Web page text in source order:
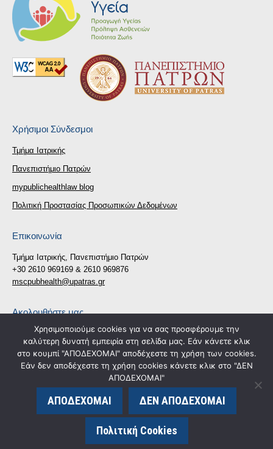
Χρήσιμοι Σύνδεσμοι
Τμήμα Ιατρικής
Πανεπιστήμιο Πατρών
mypublichealthlaw blog
Πολιτική Προστασίας Προσωπικών Δεδομένων
Επικοινωνία
Τμήμα Ιατρικής, Πανεπιστήμιο Πατρών
+30 2610 969169 & 2610 969876
mscpubhealth@upatras.gr
Ακολουθήστε μας
Find us on:
Facebook
page
X
page
new
Δήλωση Προσβασιμότητας
κατασκευή ιστοσελίδας eLogic.gr
Χρησιμοποιούμε cookies για να σας προσφέρουμε την
καλύτερη δυνατή εμπειρία στη σελίδα μας. Εάν κάνετε κλικ
στο κουμπί "ΑΠΟΔΕΧΟΜΑΙ" αποδέχεστε τη χρήση των cookies.
Εάν δεν αποδέχεστε τη χρήση cookies κάνετε κλικ στο "ΔΕΝ
ΑΠΟΔΕΧΟΜΑΙ"
ΑΠΟΔΕΧΟΜΑΙ ΔΕΝ ΑΠΟΔΕΧΟΜΑΙ
Πολιτική Cookies